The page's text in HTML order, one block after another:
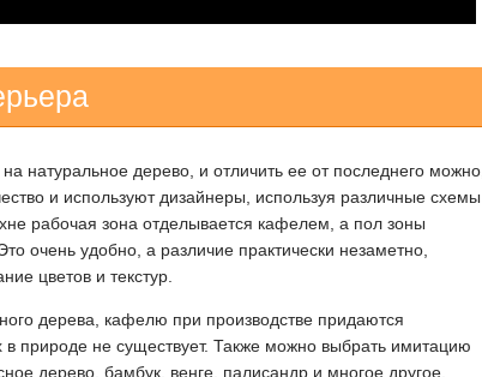
натуральное дерево, и отличить ее от последнего можно,
и используют дизайнеры, используя различные схемы
рабочая зона отделывается кафелем, а пол зоны
очень удобно, а различие практически незаметно,
цветов и текстур.
дерева, кафелю при производстве придаются
в природе не существует. Также можно выбрать имитацию
дерево, бамбук, венге, палисандр и многое другое.